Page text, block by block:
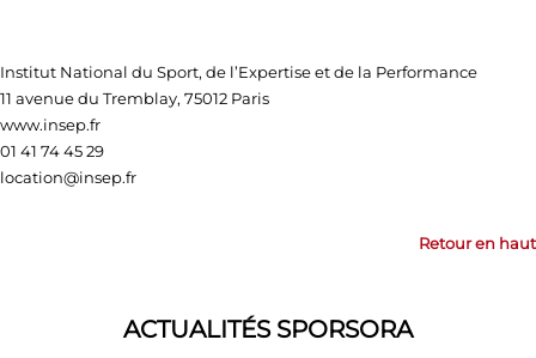
Institut National du Sport, de l’Expertise et de la Performance
11 avenue du Tremblay, 75012 Paris
www.insep.fr
01 41 74 45 29
location@insep.fr
Retour en haut
ACTUALITÉS SPORSORA